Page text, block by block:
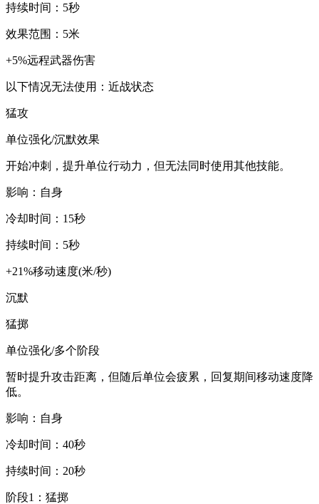
持续时间：5秒
效果范围：5米
+5%远程武器伤害
以下情况无法使用：近战状态
猛攻
单位强化/沉默效果
开始冲刺，提升单位行动力，但无法同时使用其他技能。
影响：自身
冷却时间：15秒
持续时间：5秒
+21%移动速度(米/秒)
沉默
猛掷
单位强化/多个阶段
暂时提升攻击距离，但随后单位会疲累，回复期间移动速度降
低。
影响：自身
冷却时间：40秒
持续时间：20秒
阶段1：猛掷